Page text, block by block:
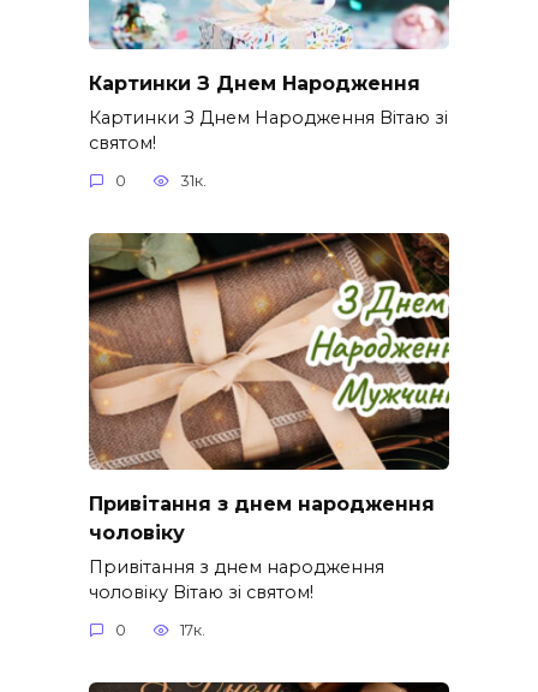
Картинки З Днем Народження
Картинки З Днем Народження Вітаю зі
святом!
0 31к.
Привітання з днем народження
чоловіку
Привітання з днем народження
чоловіку Вітаю зі святом!
0 17к.